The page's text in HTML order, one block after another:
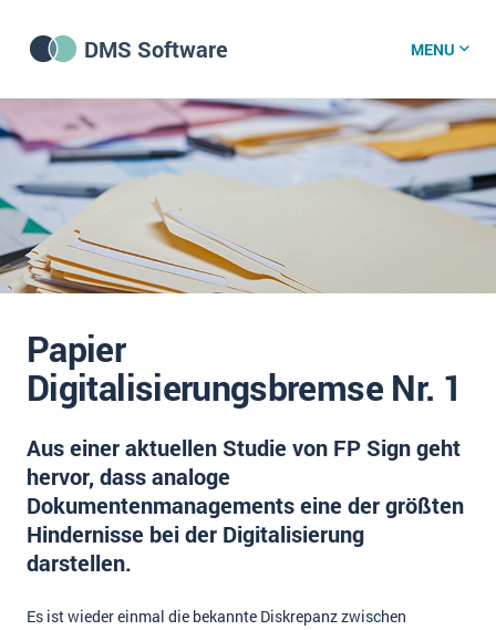
DMS Software
DMS Software
DMS Wissenszentrum
DMS News
Was ist DMS?
Offene Stellen bei CRM-Lieferanten
Über uns
DSGVO/GDPR
Impressum
Kontakt
MENU
Papier
Digitalisierungsbremse Nr. 1
Aus einer aktuellen Studie von FP Sign geht
hervor, dass analoge
Dokumentenmanagements eine der größten
Hindernisse bei der Digitalisierung
darstellen.
Es ist wieder einmal die bekannte Diskrepanz zwischen